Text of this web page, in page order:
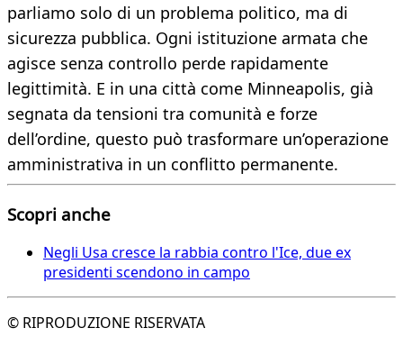
parliamo solo di un problema politico, ma di
sicurezza pubblica. Ogni istituzione armata che
agisce senza controllo perde rapidamente
legittimità. E in una città come Minneapolis, già
segnata da tensioni tra comunità e forze
dell’ordine, questo può trasformare un’operazione
amministrativa in un conflitto permanente.
Scopri anche
Negli Usa cresce la rabbia contro l'Ice, due ex
presidenti scendono in campo
© RIPRODUZIONE RISERVATA